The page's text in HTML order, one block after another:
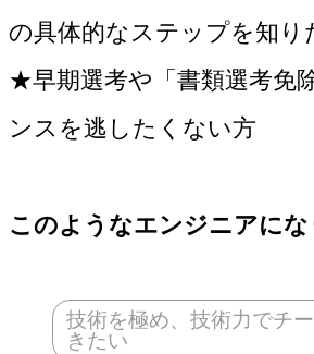
の具体的なステップを知り
★早期選考や「書類選考免
ンスを逃したくない方
このようなエンジニアに
技術を極め、技術力でチ
きたい